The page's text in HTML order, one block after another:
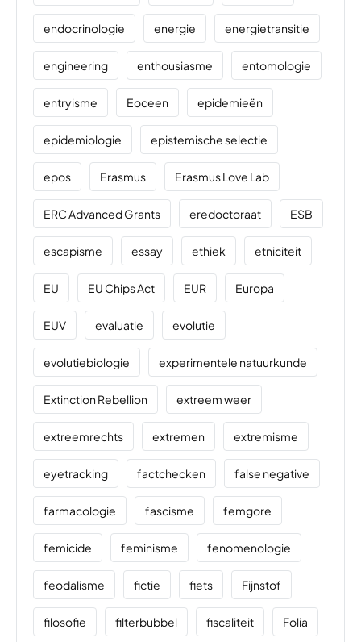
endocrinologie energie energietransitie
engineering enthousiasme entomologie
entryisme Eoceen epidemieën
epidemiologie epistemische selectie
epos Erasmus Erasmus Love Lab
ERC Advanced Grants eredoctoraat ESB
escapisme essay ethiek etniciteit
EU EU Chips Act EUR Europa
EUV evaluatie evolutie
evolutiebiologie experimentele natuurkunde
Extinction Rebellion extreem weer
extreemrechts extremen extremisme
eyetracking factchecken false negative
farmacologie fascisme femgore
femicide feminisme fenomenologie
feodalisme fictie fiets Fijnstof
filosofie filterbubbel fiscaliteit Folia